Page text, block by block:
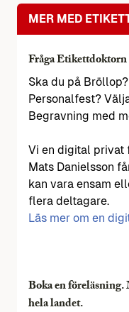
MER MED
Fråga
Ska du på
Personalfest?
Begravning med
Vi en digital privat
Mats Danielsson
kan vara ensam
flera deltagare.
Läs mer om en
Boka en
hela landet.